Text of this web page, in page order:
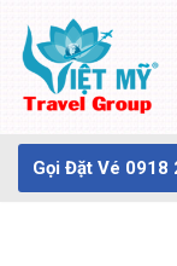
Chuyển
tới
dung
Gọi Đặt Vé 0918